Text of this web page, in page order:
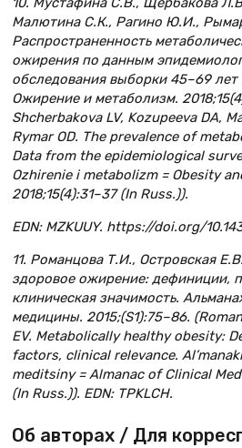
Малютина С.К., Рагино Ю.И.,
Распространенность
ожирения по данным
обследования выборки 45–69 лет
Ожирение и метаболизм.
Shcherbakova LV, Kozupeeva DA,
Rymar OD. Тhe prevalence of
Data from the epidemiological
Ozhirenie i metabolizm = Obesity
2018;15(4):31–37 (In Russ.)).
EDN: MZKUUY. https://doi.org/
11. Романцова Т.И., Островская
здоровое ожирение: дефиниции,
клиническая значимость.
медицины. 2015;(S1):75–86.
EV. Metabolically healthy obesity:
factors, clinical relevance.
meditsiny = Almanac of Clinical
(In Russ.)). EDN: TPKLCH.
Об авторах / Для